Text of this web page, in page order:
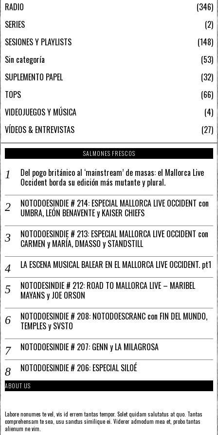
RADIO
346
SERIES
2
SESIONES Y PLAYLISTS
148
Sin categoría
53
SUPLEMENTO PAPEL
32
TOPS
66
VIDEOJUEGOS Y MÚSICA
4
VÍDEOS & ENTREVISTAS
27
SALMONES FRESCOS
Del pogo británico al ‘mainstream’ de masas: el Mallorca Live
Occident borda su edición más mutante y plural.
NOTODOESINDIE # 214: ESPECIAL MALLORCA LIVE OCCIDENT con
UMBRA, LEÓN BENAVENTE y KAISER CHIEFS
NOTODOESINDIE # 213: ESPECIAL MALLORCA LIVE OCCIDENT con
CARMEN y MARÍA, DMASSO y STANDSTILL
LA ESCENA MUSICAL BALEAR EN EL MALLORCA LIVE OCCIDENT. pt1
NOTODESINDIE # 212: ROAD TO MALLORCA LIVE – MARIBEL
MAYANS y JOE ORSON
NOTODOESINDIE # 208: NOTODOESCRANC con FIN DEL MUNDO,
TEMPLES y SVSTO
NOTODOESINDIE # 207: GENN y LA MILAGROSA
NOTODOESINDIE # 206: ESPECIAL SILOÉ
ABOUT US
Labore nonumes te vel, vis id errem tantas tempor. Solet quidam salutatus at quo. Tantas
comprehensam te sea, usu sanctus similique ei. Viderer admodum mea et, probo tantas
alienum ne vim.